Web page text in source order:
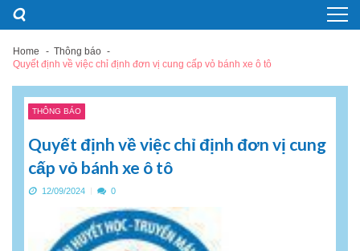
Skip
navigation
Skip
content
Home
Thông báo
Quyết định về việc chỉ định đơn vị cung cấp vỏ bánh xe ô tô
THÔNG BÁO
Quyết định về việc chỉ định đơn vị cung
cấp vỏ bánh xe ô tô
12/09/2024 0